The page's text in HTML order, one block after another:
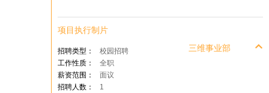
项目执行制片
三维事业部
招聘类型：
校园招聘
工作性质：
全职
薪资范围：
面议
招聘人数：
1